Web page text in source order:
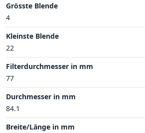
Grösste Blende
4
Kleinste Blende
22
Filterdurchmesser in mm
77
Durchmesser in mm
84.1
Breite/Länge in mm